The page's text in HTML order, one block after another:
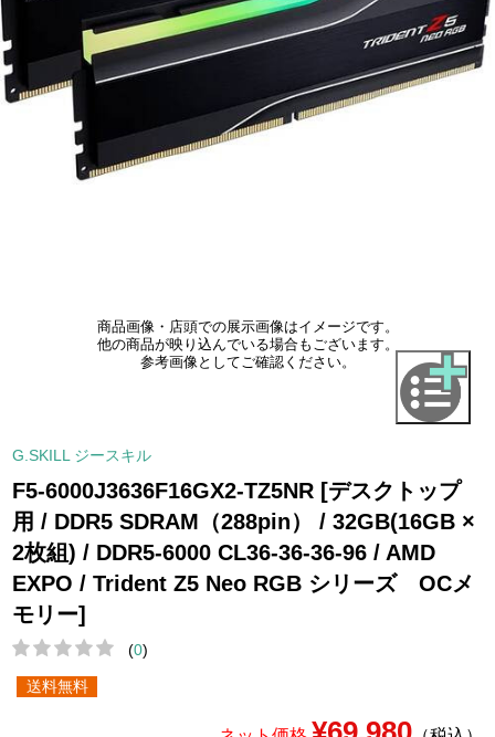
商品画像・店頭での展示画像はイメージです。
他の商品が映り込んでいる場合もございます。
参考画像としてご確認ください。
G.SKILL ジースキル
F5-6000J3636F16GX2-TZ5NR [デスクトップ
用 / DDR5 SDRAM（288pin） / 32GB(16GB ×
2枚組) / DDR5-6000 CL36-36-36-96 / AMD
EXPO / Trident Z5 Neo RGB シリーズ OCメ
モリー]
(0)
送料無料